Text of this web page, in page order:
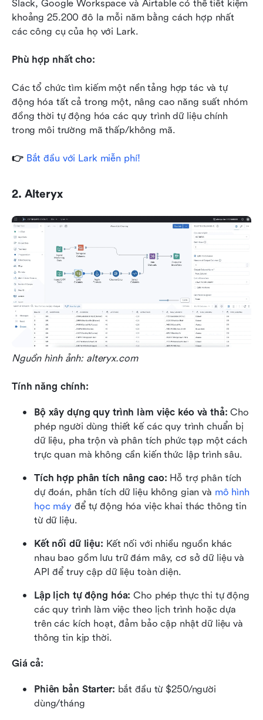
Slack, Google Workspace và Airtable có thể tiết kiệm
khoảng 25.200 đô la mỗi năm bằng cách hợp nhất
các công cụ của họ với Lark.
Phù hợp nhất cho:
Các tổ chức tìm kiếm một nền tảng hợp tác và tự
động hóa tất cả trong một, nâng cao năng suất nhóm
đồng thời tự động hóa các quy trình dữ liệu chính
trong môi trường mã thấp/không mã.
👉 Bắt đầu với Lark miễn phí!
2. Alteryx
Nguồn hình ảnh: alteryx.com
Tính năng chính:
Bộ xây dựng quy trình làm việc kéo và thả: Cho
phép người dùng thiết kế các quy trình chuẩn bị
dữ liệu, pha trộn và phân tích phức tạp một cách
trực quan mà không cần kiến thức lập trình sâu.
Tích hợp phân tích nâng cao: Hỗ trợ phân tích
dự đoán, phân tích dữ liệu không gian và mô hình
học máy để tự động hóa việc khai thác thông tin
từ dữ liệu.
Kết nối dữ liệu: Kết nối với nhiều nguồn khác
nhau bao gồm lưu trữ đám mây, cơ sở dữ liệu và
API để truy cập dữ liệu toàn diện.
Lập lịch tự động hóa: Cho phép thực thi tự động
các quy trình làm việc theo lịch trình hoặc dựa
trên các kích hoạt, đảm bảo cập nhật dữ liệu và
thông tin kịp thời.
Giá cả:
Phiên bản Starter: bắt đầu từ $250/người
dùng/tháng